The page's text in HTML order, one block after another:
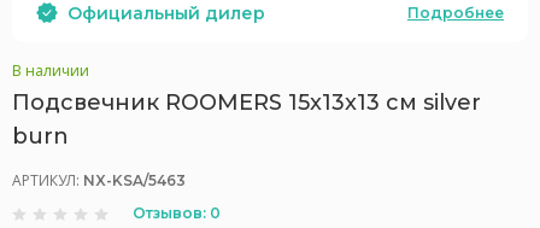
Официальный дилер Подробнее
В наличии
Подсвечник ROOMERS 15x13x13 см silver
burn
АРТИКУЛ: NX-KSA/5463
Отзывов: 0